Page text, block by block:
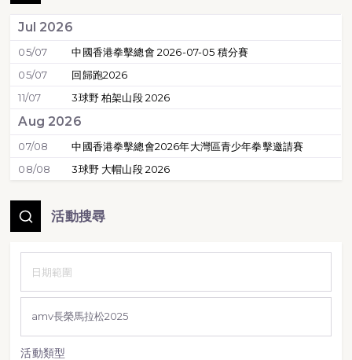
Jul 2026
05/07
中國香港拳擊總會 2026-07-05 積分賽
05/07
回歸跑2026
11/07
3球野 柏架山段 2026
Aug 2026
07/08
中國香港拳擊總會2026年大灣區青少年拳擊邀請賽
08/08
3球野 大帽山段 2026
活動搜尋
活動類型